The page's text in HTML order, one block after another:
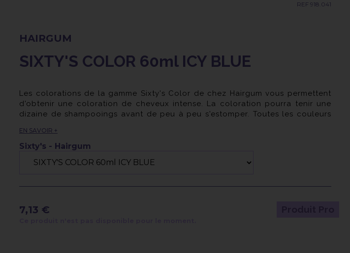
REF 918.041
HAIRGUM
SIXTY'S COLOR 60ml ICY BLUE
Les colorations de la gamme Sixty's Color de chez Hairgum vous permettent
d'obtenir une coloration de cheveux intense. La coloration pourra tenir une
dizaine de shampooings avant de peu à peu s'estomper. Toutes les couleurs
EN SAVOIR +
Sixty's - Hairgum
7,13 €